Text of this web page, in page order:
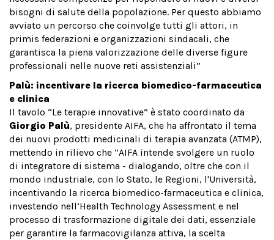
bisogni di salute della popolazione. Per questo abbiamo
avviato un percorso che coinvolge tutti gli attori, in
primis federazioni e organizzazioni sindacali, che
garantisca la piena valorizzazione delle diverse figure
professionali nelle nuove reti assistenziali”
Palù: incentivare la ricerca biomedico-farmaceutica
e clinica
Il tavolo “Le terapie innovative” è stato coordinato da
Giorgio Palù, presidente AIFA, che ha affrontato il tema
dei nuovi prodotti medicinali di terapia avanzata (ATMP),
mettendo in rilievo che “AIFA intende svolgere un ruolo
di integratore di sistema - dialogando, oltre che con il
mondo industriale, con lo Stato, le Regioni, l'Università,
incentivando la ricerca biomedico-farmaceutica e clinica,
investendo nell’Health Technology Assessment e nel
processo di trasformazione digitale dei dati, essenziale
per garantire la farmacovigilanza attiva, la scelta